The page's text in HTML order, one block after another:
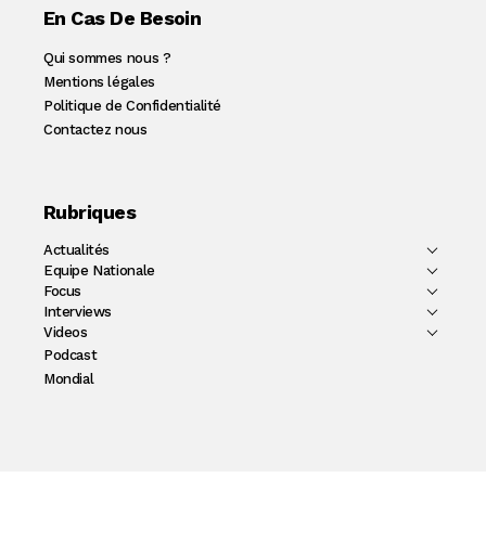
En Cas De Besoin
Qui sommes nous ?
Mentions légales
Politique de Confidentialité
Contactez nous
Rubriques
Actualités
Equipe Nationale
Focus
Interviews
Videos
Podcast
Mondial